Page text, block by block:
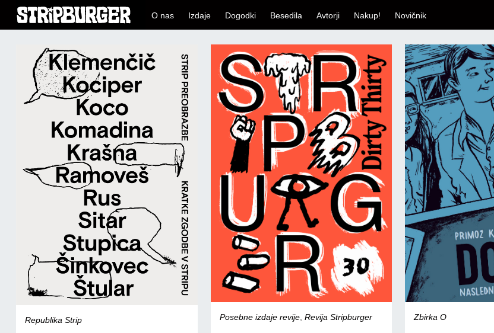
O nas Izdaje Dogodki Besedila Avtorji Nakup! Novičnik
Republika Strip Posebne izdaje revije, Revija Stripburger Zbirka O